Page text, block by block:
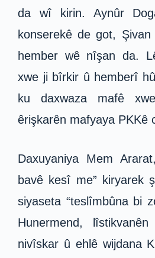
da wî kirin. Aynûr
konserekê de got,
hember wê nîşan da.
xwe ji bîrkir û hemberî
ku daxwaza mafê
êrişkarên mafyaya PKKê
Daxuyaniya Mem
bavê kesî me” kiryarek
siyaseta “teslîmbûna bi
Hunermend,
nivîskar û ehlê wijdana